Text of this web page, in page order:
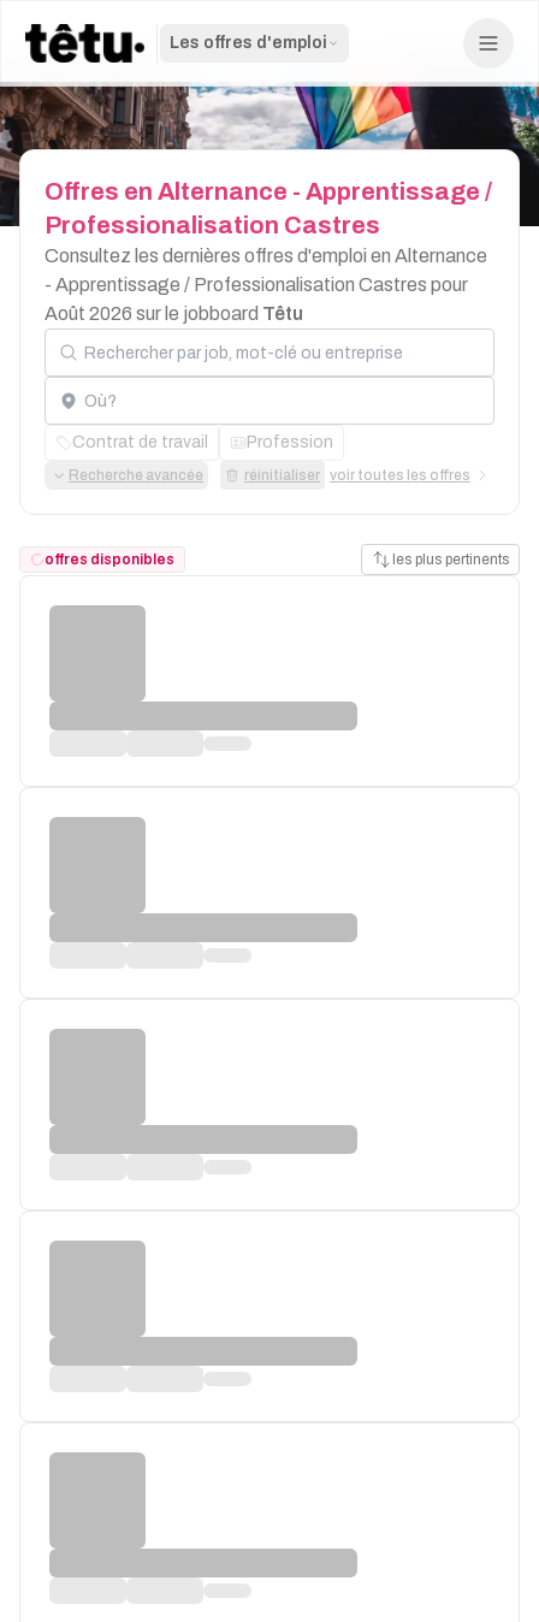
Les offres d'emploi
Offres en Alternance - Apprentissage /
Professionalisation Castres
Consultez les dernières offres d'emploi en Alternance
- Apprentissage / Professionalisation Castres pour
Août 2026 sur le jobboard Têtu
Rechercher par job, mot-clé ou entreprise
Localisation
Contrat de travail Profession
Recherche avancée réinitialiser voir toutes les offres
offres disponibles les plus pertinents